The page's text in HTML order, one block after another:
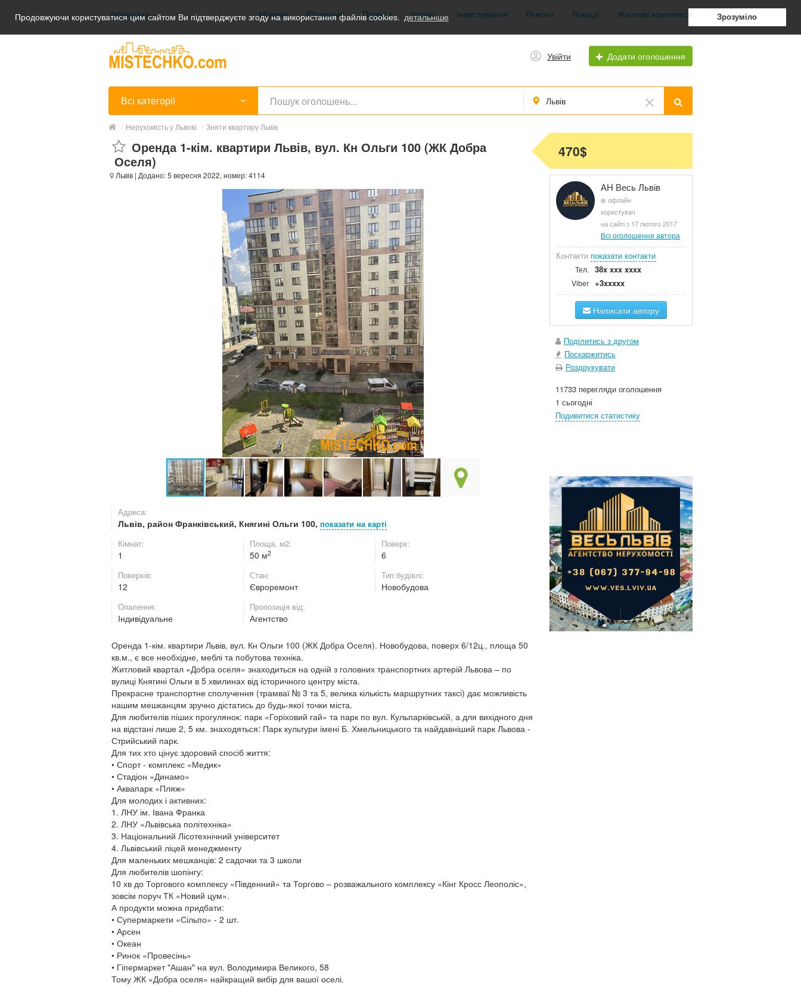
Продовжуючи користуватися цим сайтом Ви підтверджуєте згоду на використання файлів cookies. детальніше Зрозуміло
Українська
Українська
Русский
Новини Юридичні Поради Іпотека Інвестування Ремонт Локації Житлові комплекси
Увійти Додати оголошення
Всі категорії Львів
/ Нерухомість у Львові / Зняти квартиру Львів
Оренда 1-кім. квартири Львів, вул. Кн Ольги 100 (ЖК Добра
Оселя)
Львів | Додано: 5 вересня 2022, номер: 4114
Адреса:
Львів, район Франківський, Княгині Ольги 100, показати на карті
Кімнат:
1
Площа, м2:
50 м2
Поверх:
6
Поверхів:
12
Стан:
Євроремонт
Тип будівлі:
Новобудова
Опалення:
Індивідуальне
Пропозиція від:
Агентство
Оренда 1-кім. квартири Львів, вул. Кн Ольги 100 (ЖК Добра Оселя). Новобудова, поверх 6/12ц., площа 50
кв.м., є все необхідне, меблі та побутова техніка.
Житловий квартал «Добра оселя» знаходиться на одній з головних транспортних артерій Львова – по
вулиці Княгині Ольги в 5 хвилинах від історичного центру міста.
Прекрасне транспортне сполучення (трамваї № 3 та 5, велика кількість маршрутних таксі) дає можливість
нашим мешканцям зручно дістатись до будь-якої точки міста.
Для любителів піших прогулянок: парк «Горіховий гай» та парк по вул. Кульпарківській, а для вихідного дня
на відстані лише 2, 5 км. знаходяться: Парк культури імені Б. Хмельницького та найдавніший парк Львова -
Стрийський парк.
Для тих хто цінує здоровий спосіб життя:
• Спорт - комплекс «Медик»
• Стадіон «Динамо»
• Аквапарк «Пляж»
Для молодих і активних:
1. ЛНУ ім. Івана Франка
2. ЛНУ «Львівська політехніка»
3. Національний Лісотехнічний університет
4. Львівський ліцей менеджменту
Для маленьких мешканців: 2 садочки та 3 школи
Для любителів шопінгу:
10 хв до Торгового комплексу «Південний» та Торгово – розважального комплексу «Кінг Кросс Леополіс»,
зовсім поруч ТК «Новий цум».
А продукти можна придбати:
• Супермаркети «Сільпо» - 2 шт.
• Арсен
• Океан
• Ринок «Провесінь»
• Гіпермаркет "Ашан" на вул. Володимира Великого, 58
Тому ЖК «Добра оселя» найкращий вибір для вашої оселі.
470$
АН Весь Львів
офлайн
користувач
на сайті з 17 лютого 2017
Всі оголошення автора
Контакти показати контакти
Тел. 38x xxx xxxx
Viber +3xxxxx
Написати автору
Поділитись з другом
Поскаржитись
Роздрукувати
11733 перегляди оголошення
1 сьогодні
Подивитися статистику